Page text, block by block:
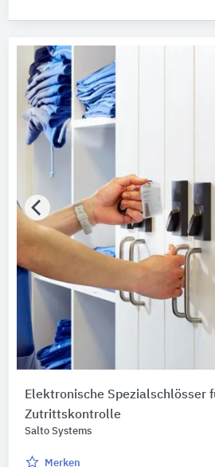
Elektronische Spezialschlösser
Zutrittskontrolle
Salto Systems
Merken